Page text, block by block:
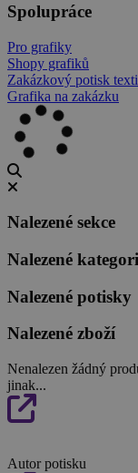
Spolupráce
Pro grafiky
Shopy grafiků
Zakázkový potisk
Grafika na zakázku
Nalezené sekce
Nalezené
Nalezené potisky
Nalezené zboží
Nenalezen žádný
jinak...
Autor potisku